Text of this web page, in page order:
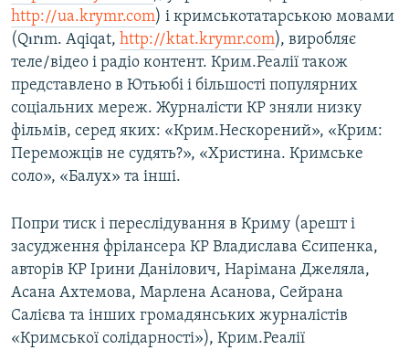
http://ua.krymr.com) і кримськотатарською мовами
(Qırım. Aqiqat, http://ktat.krymr.com), виробляє
теле/відео і радіо контент. Крим.Реалії також
представлено в Ютьюбі і більшості популярних
соціальних мереж. Журналісти КР зняли низку
фільмів, серед яких: «Крим.Нескорений», «Крим:
Переможців не судять?», «Христина. Кримське
соло», «Балух» та інші.
Попри тиск і переслідування в Криму (арешт і
засудження фрілансера КР Владислава Єсипенка,
авторів КР Ірини Данілович, Нарімана Джеляла,
Асана Ахтемова, Марлена Асанова, Сейрана
Салієва та інших громадянських журналістів
«Кримської солідарності»), Крим.Реалії